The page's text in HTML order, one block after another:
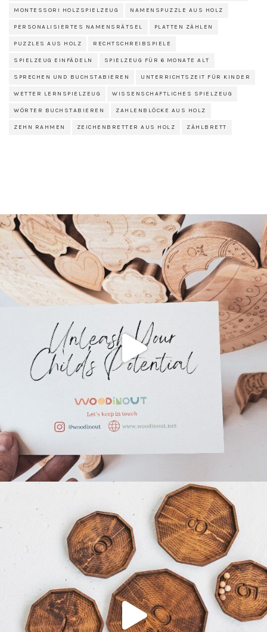
MONTESSORI HOLZSPIELZEUG NAMENSPUZZLE AUS HOLZ
PERSONALISIERTES NAMENSRÄTSEL PLATTEN ZÄHLEN
PUZZLES AUS HOLZ RECHTSCHREIBSPIELE
SPIELZEUG EINFÄDELN SPIELZEUG FÜR 6 MONATE ALT
SPRECHEN UND BUCHSTABIEREN UNTERRICHTSZEIT FÜR KINDER
WETTER LERNSPIELZEUG WISSENSCHAFTLICHES SPIELZEUG
WÖRTER BUCHSTABIEREN ZAHLENBLÖCKE AUS HOLZ
ZEHN RAHMEN ZEICHENBRETTER AUS HOLZ ZÄHLBRETT